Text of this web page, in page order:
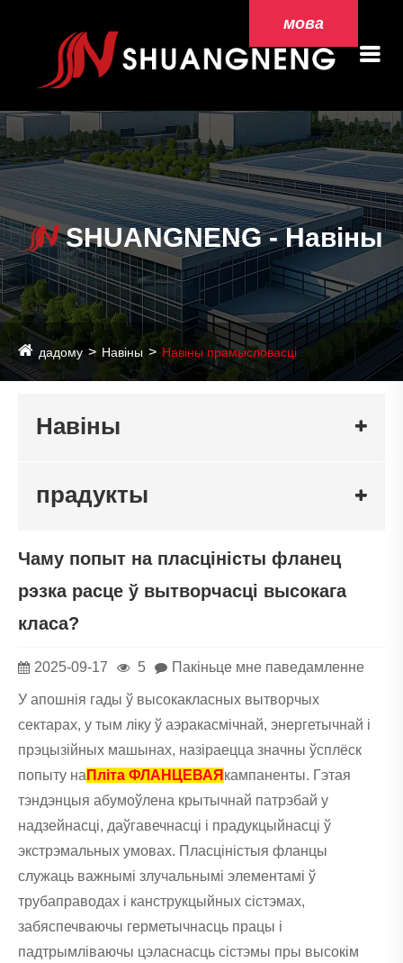
мова
SHUANGNENG - Навіны
дадому Навіны Навіны прамысловасці
Навіны
прадукты
Чаму попыт на пласціністы фланец
рэзка расце ў вытворчасці высокага
класа?
2025-09-17 5 Пакіньце мне паведамленне
У апошнія гады ў высокакласных вытворчых
сектарах, у тым ліку ў аэракасмічнай, энергетычнай і
прэцызійных машынах, назіраецца значны ўсплёск
попыту на Пліта ФЛАНЦЕВАЯ кампаненты. Гэтая
тэндэнцыя абумоўлена крытычнай патрэбай у
надзейнасці, даўгавечнасці і прадукцыйнасці ў
экстрэмальных умовах. Пласціністыя фланцы
служаць важнымі злучальнымі элементамі ў
трубаправодах і канструкцыйных сістэмах,
забяспечваючы герметычнасць працы і
падтрымліваючы цэласнасць сістэмы пры высокім